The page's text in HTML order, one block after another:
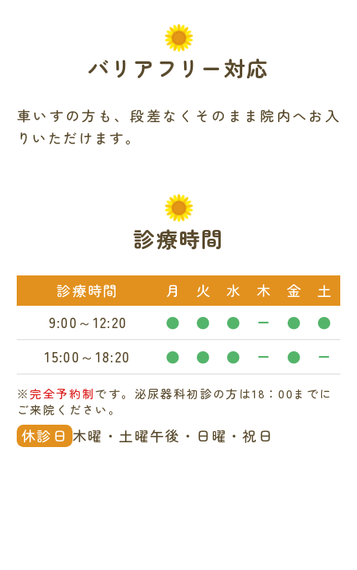
バリアフリー対応
車いすの方も、段差なくそのまま院内へお入
りいただけます。
診療時間
※完全予約制です。泌尿器科初診の方は18：00までに
ご来院ください。
休診日 木曜・土曜午後・日曜・祝日
診療時間 月 火 水 木 金
土
9:00～12:20
● ● ● ー ●
●
15:00～18:20
● ● ● ー ● ー